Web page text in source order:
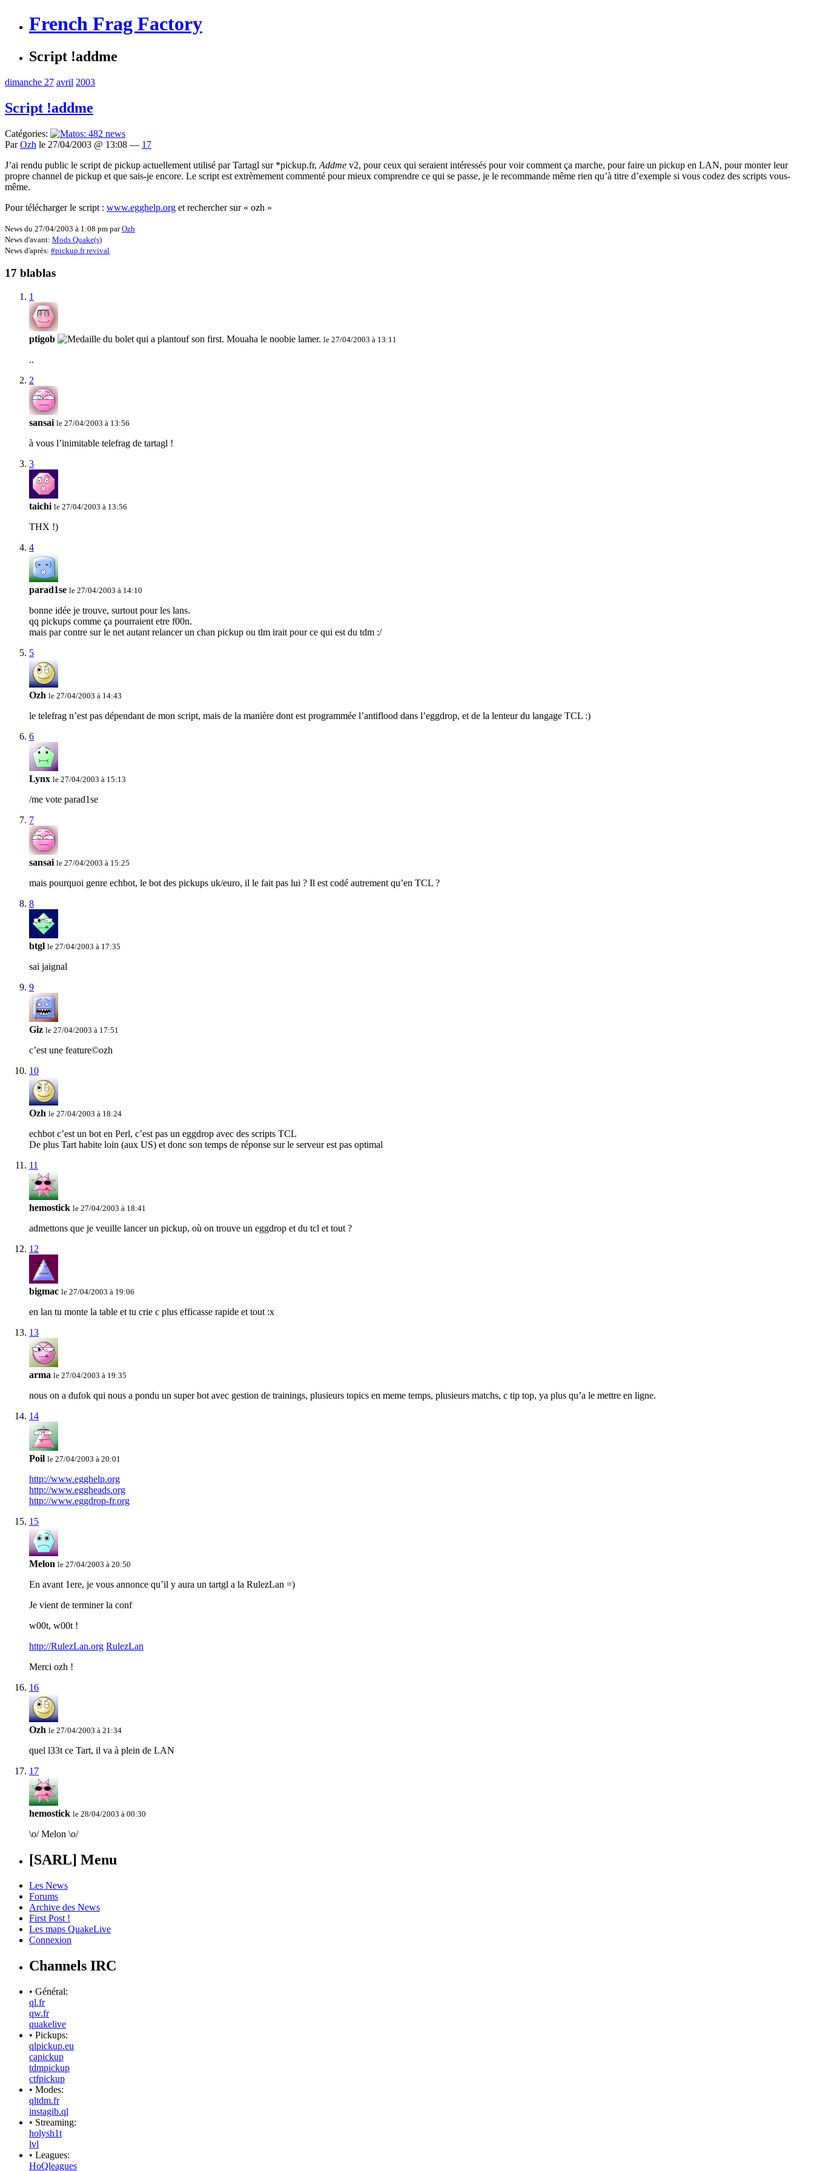
French Frag Factory
Script !addme
dimanche 27 avril 2003
Script !addme
Catégories:
ParOzh le 27/04/2003 @ 13:08 — 17
J’ai rendu public le script de pickup actuellement utilisé par Tartagl sur *pickup.fr, Addme v2, pour ceux qui seraient intéressés pour voir comment ça marche, pour faire un pickup en LAN, pour monter leur
propre channel de pickup et que sais-je encore. Le script est extrèmement commenté pour mieux comprendre ce qui se passe, je le recommande même rien qu’à titre d’exemple si vous codez des scripts vous-
même.
Pour télécharger le script : www.egghelp.org et rechercher sur « ozh »
News du 27/04/2003 à 1:08 pm parOzh
News d'avant: Mods Quake(s)
News d'après: #pickup.fr revival
17 blablas
1
ptigob le 27/04/2003 à 13:11
..
2
sansai le 27/04/2003 à 13:56
à vous l’inimitable telefrag de tartagl !
3
taichi le 27/04/2003 à 13:56
THX !)
4
parad1se le 27/04/2003 à 14:10
bonne idée je trouve, surtout pour les lans.
qq pickups comme ça pourraient etre f00n.
mais par contre sur le net autant relancer un chan pickup ou tlm irait pour ce qui est du tdm :/
5
Ozh le 27/04/2003 à 14:43
le telefrag n’est pas dépendant de mon script, mais de la manière dont est programmée l’antiflood dans l’eggdrop, et de la lenteur du langage TCL :)
6
Lynx le 27/04/2003 à 15:13
/me vote parad1se
7
sansai le 27/04/2003 à 15:25
mais pourquoi genre echbot, le bot des pickups uk/euro, il le fait pas lui ? Il est codé autrement qu’en TCL ?
8
btgl le 27/04/2003 à 17:35
sai jaignal
9
Giz le 27/04/2003 à 17:51
c’est une feature©ozh
10
Ozh le 27/04/2003 à 18:24
echbot c’est un bot en Perl, c’est pas un eggdrop avec des scripts TCL
De plus Tart habite loin (aux US) et donc son temps de réponse sur le serveur est pas optimal
11
hemostick le 27/04/2003 à 18:41
admettons que je veuille lancer un pickup, où on trouve un eggdrop et du tcl et tout ?
12
bigmac le 27/04/2003 à 19:06
en lan tu monte la table et tu crie c plus efficasse rapide et tout :x
13
arma le 27/04/2003 à 19:35
nous on a dufok qui nous a pondu un super bot avec gestion de trainings, plusieurs topics en meme temps, plusieurs matchs, c tip top, ya plus qu’a le mettre en ligne.
14
Poil le 27/04/2003 à 20:01
http://www.egghelp.org
http://www.eggheads.org
http://www.eggdrop-fr.org
15
Melon le 27/04/2003 à 20:50
En avant 1ere, je vous annonce qu’il y aura un tartgl a la RulezLan =)
Je vient de terminer la conf
w00t, w00t !
http://RulezLan.org RulezLan
Merci ozh !
16
Ozh le 27/04/2003 à 21:34
quel l33t ce Tart, il va à plein de LAN
17
hemostick le 28/04/2003 à 00:30
\o/ Melon \o/
[SARL] Menu
Les News
Forums
Archive des News
First Post !
Les maps QuakeLive
Connexion
Channels IRC
• Général:
ql.fr
qw.fr
quakelive
• Pickups:
qlpickup.eu
capickup
tdmpickup
ctfpickup
• Modes:
qltdm.fr
instagib.ql
• Streaming:
holysh1t
lvl
• Leagues:
HoQleagues